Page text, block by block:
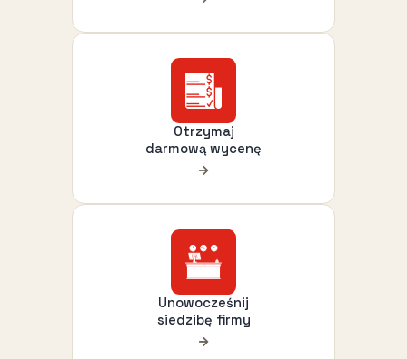
Otrzymaj
darmową wycenę
Unowocześnij
siedzibę firmy